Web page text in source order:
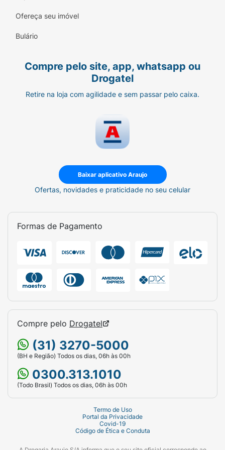
barbitúricos de longa ação (ex.: fenobarbital),
alcaloides do ergot (ergotamina,
diidroergotamina), sirolimo, ritonavir,
de 2 anos de idade.
Ofereça seu imóvel
Bulário
Compre pelo site, app, whatsapp ou
Drogatel
Retire na loja com agilidade e sem passar pelo caixa.
Baixar aplicativo Araujo
Ofertas, novidades e praticidade no seu celular
Formas de Pagamento
Compre pelo Drogatel
(31) 3270-5000
(BH e Região) Todos os dias, 06h às 00h
0300.313.1010
(Todo Brasil) Todos os dias, 06h às 00h
Termo de Uso
Portal da Privacidade
Covid-19
Código de Ética e Conduta